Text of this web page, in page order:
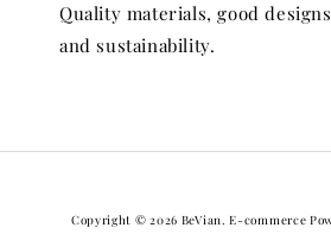
Quality materials, good
and sustainability.
Copyright © 2026 BeVian. E-commerce